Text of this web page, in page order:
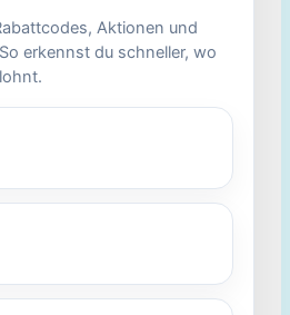
Aktionen und
erkennst du schneller, wo